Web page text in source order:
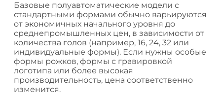
Базовые полуавтоматические модели с
стандартными формами обычно варьируются
от экономичных начального уровня до
среднепромышленных цен, в зависимости от
количества голов (например, 16, 24, 32 или
индивидуальные формы). Если нужны особые
формы рожков, формы с гравировкой
логотипа или более высокая
производительность, цена соответственно
изменится.